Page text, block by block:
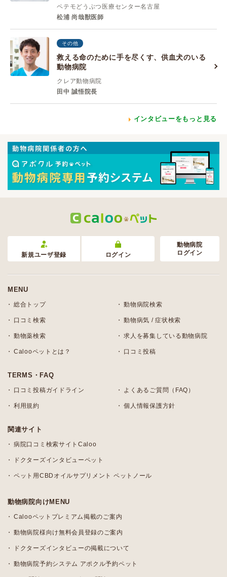
ペテモどうぶつ医療センター名古屋
松浦 尚哉獣医師
その他
救える命のために手を尽くす、供血犬のいる
動物病院
クレア動物病院
田中 誠悟院長
インタビューをもっと見る
新規ユーザ登録 ログイン
動物病院
ログイン
MENU
総合トップ 動物病院検索
口コミ検索 動物病気 / 症状検索
動物薬検索 求人を募集している動物病院
Calooペットとは？ 口コミ投稿
TERMS・FAQ
口コミ投稿ガイドライン よくあるご質問（FAQ）
利用規約 個人情報保護方針
関連サイト
病院口コミ検索サイトCaloo
ドクターズインタビューペット
ペット用CBDオイルサプリメント ペットノール
動物病院向けMENU
Calooペットプレミアム掲載のご案内
動物病院様向け無料会員登録のご案内
ドクターズインタビューの掲載について
動物病院予約システム アポクル予約ペット